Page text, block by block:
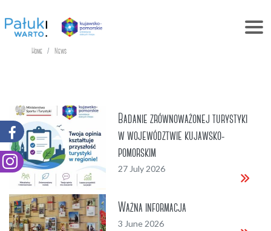
Home News
Badanie zrównoważonej turystyki
w województwie kujawsko-
pomorskim
27 July 2026
Ważna informacja
3 June 2026